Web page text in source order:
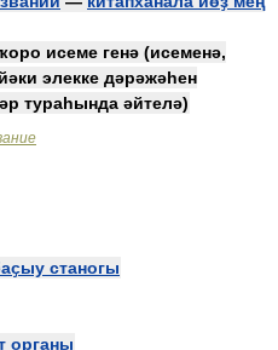
исеме генә (исеменә,
элекке дәрәжәһен
тураһында әйтелә)
станогы
органы